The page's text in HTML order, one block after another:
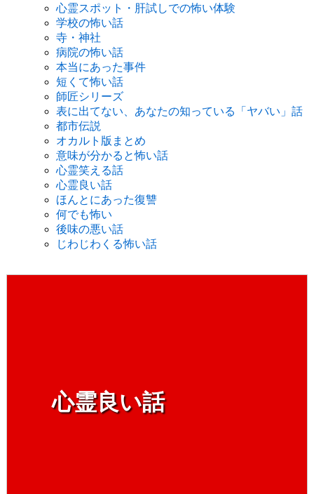
心霊スポット・肝試しでの怖い体験
学校の怖い話
寺・神社
病院の怖い話
本当にあった事件
短くて怖い話
師匠シリーズ
表に出てない、あなたの知っている「ヤバい」話
都市伝説
オカルト版まとめ
意味が分かると怖い話
心霊笑える話
心霊良い話
ほんとにあった復讐
何でも怖い
後味の悪い話
じわじわくる怖い話
心霊良い話